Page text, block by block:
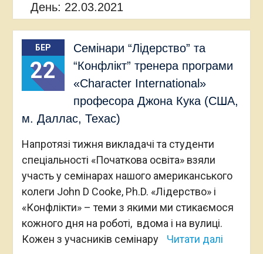
День: 22.03.2021
БЕР
22
Семінари “Лідерство” та
“Конфлікт” тренера програми
«Character International»
професора Джона Кука (США,
м. Даллас, Техас)
Напротязі тижня викладачі та студенти
спеціальності «Початкова освіта» взяли
участь у семінарах нашого американського
колеги John D Cooke, Ph.D. «Лідерство» і
«Конфлікти» – теми з якими ми стикаємося
кожного дня на роботі, вдома і на вулиці.
Кожен з учасників семінару
Читати далі